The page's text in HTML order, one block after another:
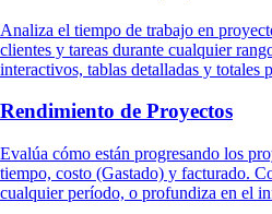
Analiza el tiempo de trabajo en
clientes y tareas durante cualquier
interactivos, tablas detalladas y totales
Rendimiento de Proyectos
Evalúa cómo están progresando los
tiempo, costo (Gastado) y facturado.
cualquier período, o profundiza en el